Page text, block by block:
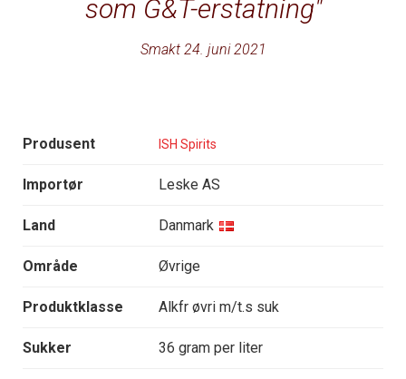
som G&T-erstatning
Smakt 24. juni 2021
Produsent ISH Spirits
Importør Leske AS
Land Danmark
Område Øvrige
Produktklasse Alkfr øvri m/t.s suk
Sukker 36 gram per liter